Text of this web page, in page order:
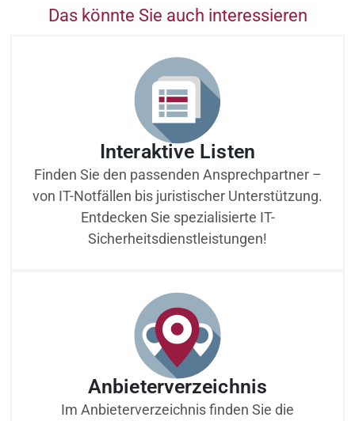
Das könnte Sie auch interessieren
Interaktive Listen
Finden Sie den passenden Ansprechpartner –
von IT-Notfällen bis juristischer Unterstützung.
Entdecken Sie spezialisierte IT-
Sicherheitsdienstleistungen!
Anbieterverzeichnis
Im Anbieterverzeichnis finden Sie die